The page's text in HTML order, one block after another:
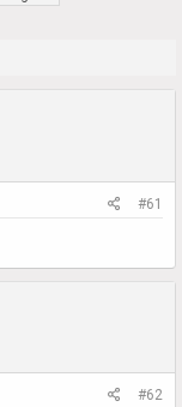
#61
#62